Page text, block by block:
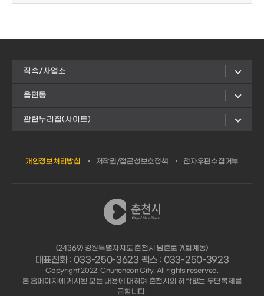
직속/사업소
읍면동
관련누리집(사이트)
개인정보처리방침 저작권/접근성보호정책 전자우편수집거부
(24369) 강원특별자치도 춘천시 남춘로 7(퇴계동)
대표전화 : 033-250-3623 팩스 : 033-250-3923
Copyright 2022. Chuncheon City. All rights reserved.
본 홈페이지에 게시된 모든 내용에 대하여 춘천시의 허락없는 무단복제를
금합니다.